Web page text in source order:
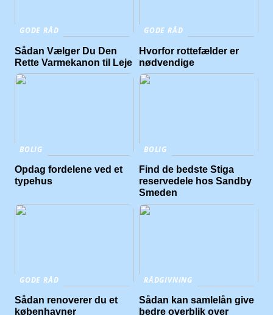
GODE RÅD
Sådan Vælger Du Den
Rette Varmekanon til Leje
GODE RÅD
Hvorfor rottefælder er
nødvendige
BOLIG
Opdag fordelene ved et
typehus
BOLIG
Find de bedste Stiga
reservedele hos Sandby
Smeden
GODE RÅD
Sådan renoverer du et
københavner
RÅDGIVNING
Sådan kan samlelån give
bedre overblik over